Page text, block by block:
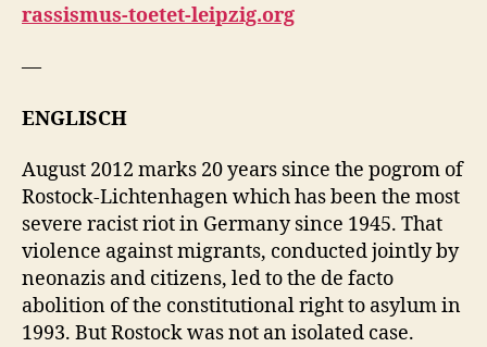
rassismus-toetet-leipzig.org
—
ENGLISCH
August 2012 marks 20 years since the pogrom of
Rostock-Lichtenhagen which has been the most
severe racist riot in Germany since 1945. That
violence against migrants, conducted jointly by
neonazis and citizens, led to the de facto
abolition of the constitutional right to asylum in
1993. But Rostock was not an isolated case.